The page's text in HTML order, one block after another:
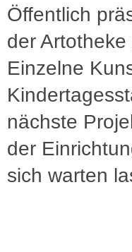
Öffentlich
der
Einzelne
nächste
der
sich warten